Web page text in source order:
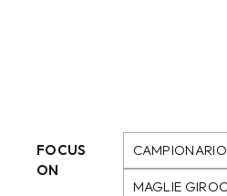
FOCUS
ON
CAMPIONARIO
MAGLIE